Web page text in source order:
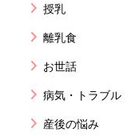
授乳
離乳食
お世話
病気・トラブル
産後の悩み